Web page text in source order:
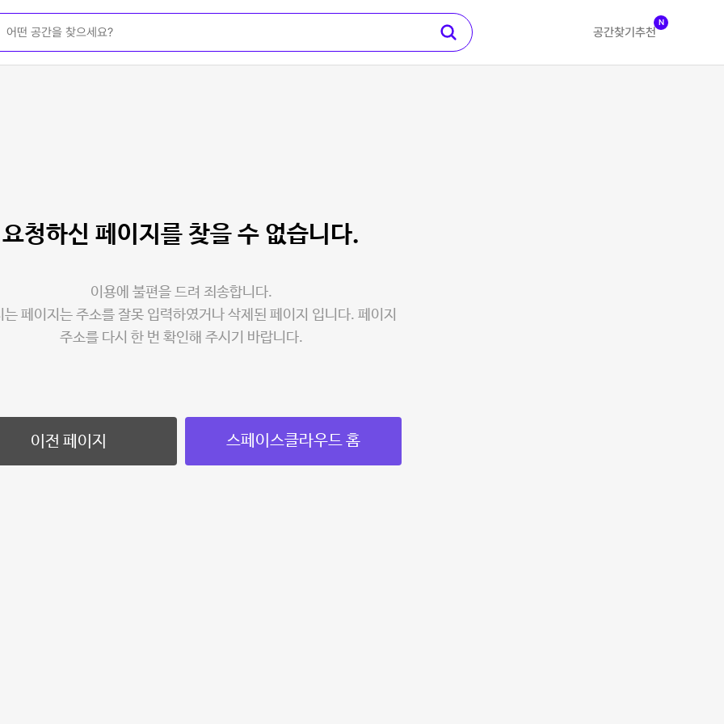
공간찾기 추천
N
요청하신 페이지를 찾을 수 없습니다.
이용에 불편을 드려 죄송합니다.
는 페이지는 주소를 잘못 입력하였거나 삭제된 페이지 입니다. 페이지
주소를 다시 한 번 확인해 주시기 바랍니다.
이전 페이지 스페이스클라우드 홈